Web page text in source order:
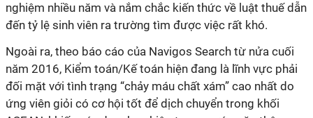
nghiệm nhiều năm và nắm chắc kiến thức về luật thuế dẫn
đến tỷ lệ sinh viên ra trường tìm được việc rất khó.
Ngoài ra, theo báo cáo của Navigos Search từ nửa cuối
năm 2016, Kiểm toán/Kế toán hiện đang là lĩnh vực phải
đối mặt với tình trạng “chảy máu chất xám” cao nhất do
ứng viên giỏi có cơ hội tốt để dịch chuyển trong khối